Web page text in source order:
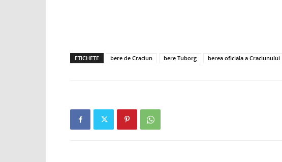
ETICHETE bere de Craciun bere Tuborg berea oficiala a Craciunului